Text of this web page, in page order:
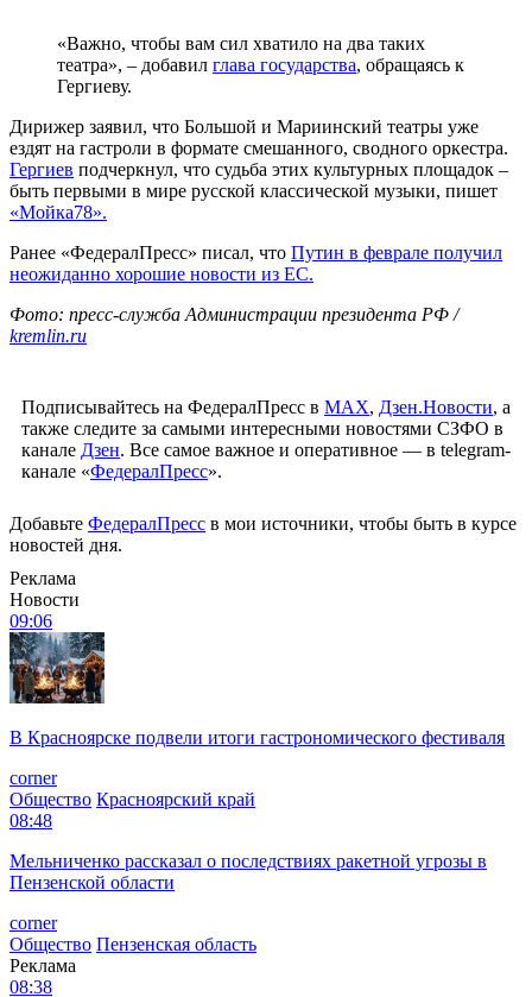
«Важно, чтобы вам сил хватило на два таких
театра», – добавил глава государства, обращаясь к
Гергиеву.
Дирижер заявил, что Большой и Мариинский театры уже
ездят на гастроли в формате смешанного, сводного оркестра.
Гергиев подчеркнул, что судьба этих культурных площадок –
быть первыми в мире русской классической музыки, пишет
«Мойка78».
Ранее «ФедералПресс» писал, что Путин в феврале получил
неожиданно хорошие новости из ЕС.
Фото: пресс-служба Администрации президента РФ /
kremlin.ru
Подписывайтесь на ФедералПресс в МАХ, Дзен.Новости, а
также следите за самыми интересными новостями СЗФО в
канале Дзен. Все самое важное и оперативное — в telegram-
канале «ФедералПресс».
Добавьте ФедералПресс в мои источники, чтобы быть в курсе
новостей дня.
Реклама
Новости
09:06
В Красноярске подвели итоги гастрономического фестиваля
corner
Общество Красноярский край
08:48
Мельниченко рассказал о последствиях ракетной угрозы в
Пензенской области
corner
Общество Пензенская область
Реклама
08:38